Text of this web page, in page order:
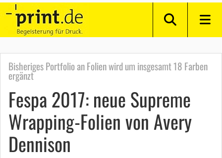
Bisheriges Portfolio an Folien wird um insgesamt 18 Farben
ergänzt
Fespa 2017: neue Supreme
Wrapping-Folien von Avery
Dennison